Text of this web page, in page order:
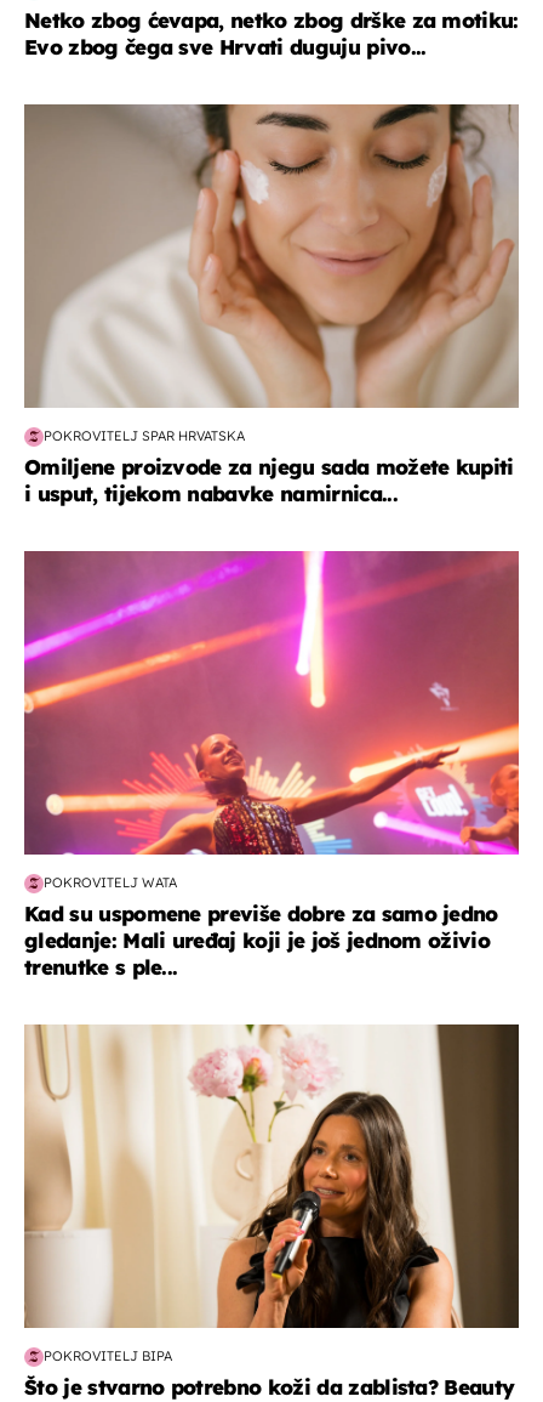
Netko zbog ćevapa, netko zbog drške za motiku:
Evo zbog čega sve Hrvati duguju pivo...
moda & ljepota
POKROVITELJ SPAR HRVATSKA
Omiljene proizvode za njegu sada možete kupiti
i usput, tijekom nabavke namirnica...
POKROVITELJ WATA
Kad su uspomene previše dobre za samo jedno
gledanje: Mali uređaj koji je još jednom oživio
trenutke s ple...
moda & ljepota
POKROVITELJ BIPA
Što je stvarno potrebno koži da zablista? Beauty